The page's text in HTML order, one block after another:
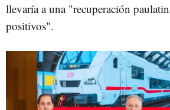
llevaría a una "recuperación
positivos".